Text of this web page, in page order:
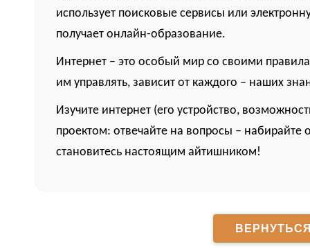
использует поисковые сервисы или
получает онлайн-образование.
Интернет – это особый мир со своими
им управлять, зависит от каждого – наших
Изучите интернет (его устройство,
проектом: отвечайте на вопросы –
становитесь настоящим айтишником!